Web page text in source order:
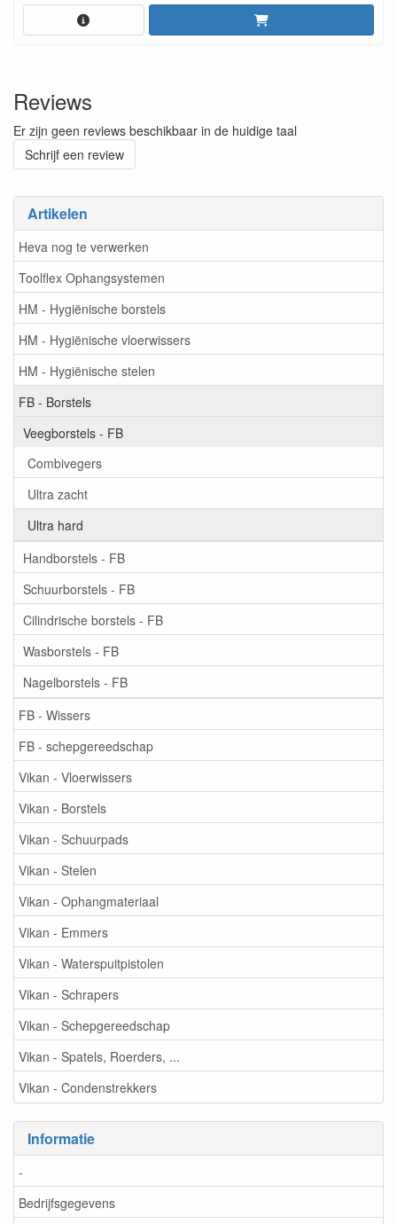
Artikelen
Heva nog te verwerken
Toolflex Ophangsystemen
HM - Hygiënische borstels
HM - Hygiënische vloerwissers
HM - Hygiënische stelen
FB - Borstels
Veegborstels - FB
Combivegers
Ultra zacht
Ultra hard
Handborstels - FB
Schuurborstels - FB
Cilindrische borstels - FB
Wasborstels - FB
Nagelborstels - FB
FB - Wissers
FB - schepgereedschap
Vikan - Vloerwissers
Vikan - Borstels
Vikan - Schuurpads
Vikan - Stelen
Vikan - Ophangmateriaal
Vikan - Emmers
Vikan - Waterspuitpistolen
Vikan - Schrapers
Vikan - Schepgereedschap
Vikan - Spatels, Roerders, ...
Vikan - Condenstrekkers
Informatie
-
Bedrijfsgegevens
Reviews
Er zijn geen reviews beschikbaar in de huidige taal
Schrijf een review